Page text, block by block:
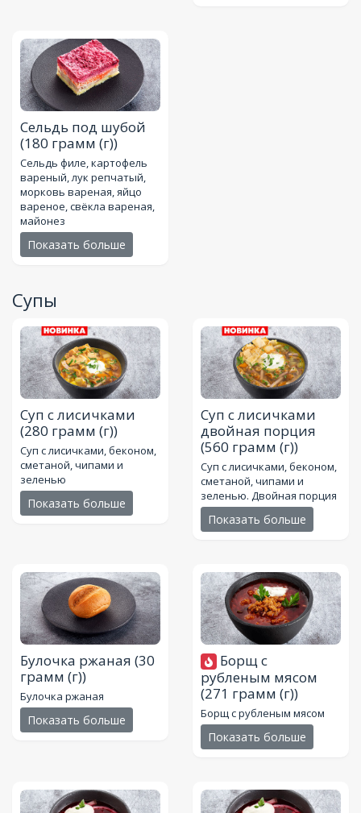
Сельдь под шубой
(180 грамм (г))
Сельдь филе, картофель
вареный, лук репчатый,
морковь вареная, яйцо
вареное, свёкла вареная,
майонез
Показать больше
Супы
Суп с лисичками
(280 грамм (г))
Суп с лисичками, беконом,
сметаной, чипами и
зеленью
Показать больше
Суп с лисичками
двойная порция
(560 грамм (г))
Суп с лисичками, беконом,
сметаной, чипами и
зеленью. Двойная порция
Показать больше
Булочка ржаная (30
грамм (г))
Булочка ржаная
Показать больше
Борщ с
рубленым мясом
(271 грамм (г))
Борщ с рубленым мясом
Показать больше